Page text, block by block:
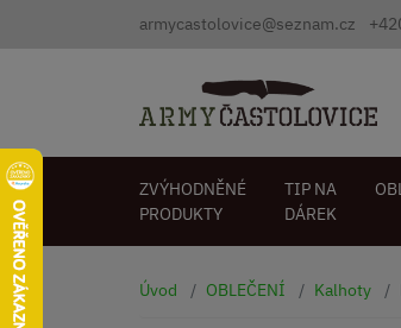
armycastolovice@seznam.cz
ZVÝHODNĚNÉ
PRODUKTY
TIP NA
DÁREK
Úvod OBLEČENÍ Kalhoty